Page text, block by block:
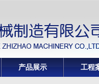
产品展示 工程